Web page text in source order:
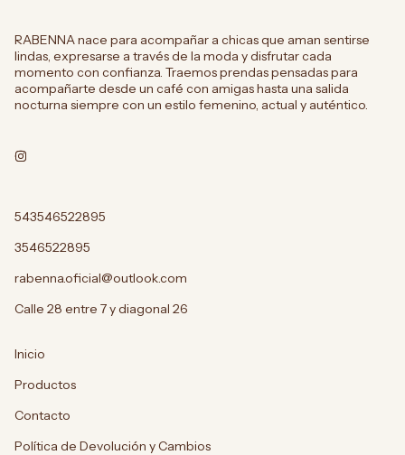
RABENNA nace para acompañar a chicas que aman sentirse
lindas, expresarse a través de la moda y disfrutar cada
momento con confianza. Traemos prendas pensadas para
acompañarte desde un café con amigas hasta una salida
nocturna siempre con un estilo femenino, actual y auténtico.
543546522895
3546522895
rabenna.oficial@outlook.com
Calle 28 entre 7 y diagonal 26
Inicio
Productos
Contacto
Política de Devolución y Cambios